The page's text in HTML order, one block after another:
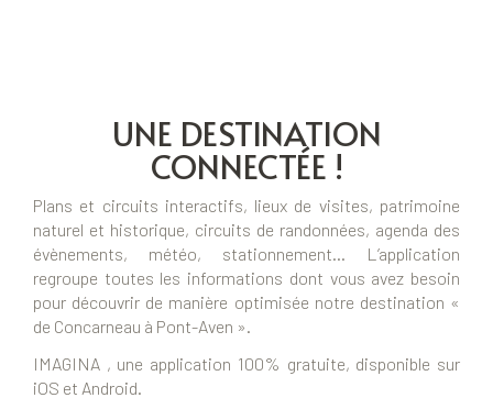
UNE DESTINATION
CONNECTÉE !
Plans et circuits interactifs, lieux de visites, patrimoine
naturel et historique, circuits de randonnées, agenda des
évènements, météo, stationnement… L’application
regroupe toutes les informations dont vous avez besoin
pour découvrir de manière optimisée notre destination «
de Concarneau à Pont-Aven ».
IMAGINA , une application 100% gratuite, disponible sur
iOS et Android.